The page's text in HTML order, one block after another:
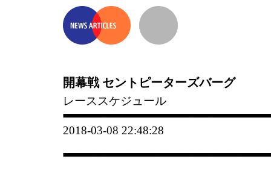
開幕戦 セントピーターズバーグ
レーススケジュール
2018-03-08 22:48:28